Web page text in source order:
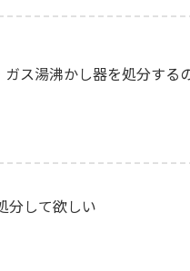
ス湯沸かし器を処分する
分して欲しい